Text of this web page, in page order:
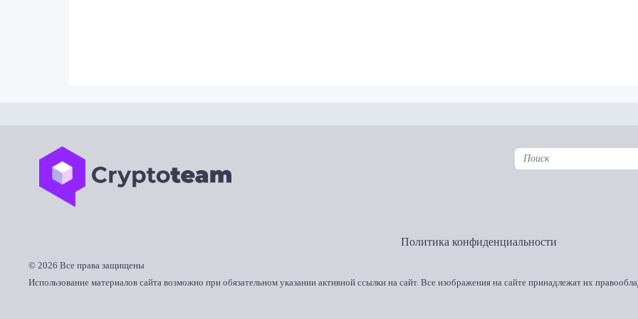
Политика конфиденциальности
© 2026 Все права защищены
Использование материалов сайта возможно при обязательном указании активной ссылки на сайт. Все изображения на сайте принадлежат их